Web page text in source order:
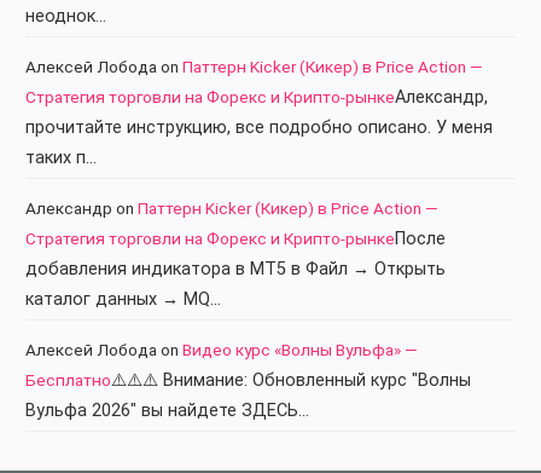
неоднок…
Алексей Лобода on Паттерн Kicker (Кикер) в Price Action —
Стратегия торговли на Форекс и Крипто-рынкеАлександр,
прочитайте инструкцию, все подробно описано. У меня
таких п…
Александр on Паттерн Kicker (Кикер) в Price Action —
Стратегия торговли на Форекс и Крипто-рынкеПосле
добавления индикатора в МТ5 в Файл → Открыть
каталог данных → MQ…
Алексей Лобода on Видео курс «Волны Вульфа» —
Бесплатно⚠️⚠️⚠️ Внимание: Обновленный курс "Волны
Вульфа 2026" вы найдете ЗДЕСЬ…